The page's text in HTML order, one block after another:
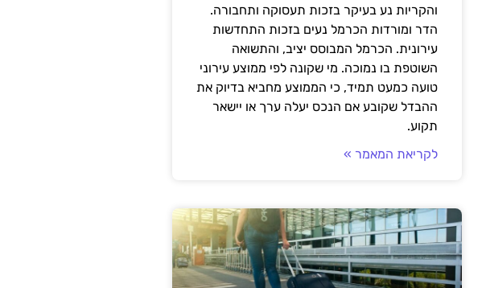
והקריות נע בעיקר בזכות תעסוקה ותחבורה.
הדר ומורדות הכרמל נעים בזכות התחדשות
עירונית. הכרמל המבוסס יציב, והתשואה
השוטפת בו נמוכה. מי שקונה לפי ממוצע עירוני
טועה כמעט תמיד, כי הממוצע מחביא בדיוק את
ההבדל שקובע אם הנכס יעלה ערך או יישאר
תקוע.
לקריאת המאמר »